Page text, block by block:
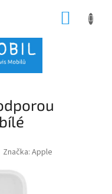
Značka: Apple